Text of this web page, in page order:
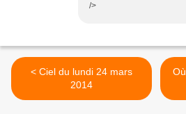
/>
< Ciel du lundi 24 mars
2014